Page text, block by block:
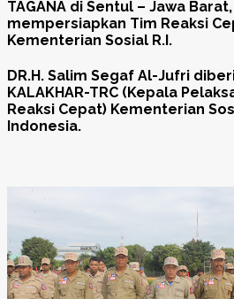
TAGANA di Sentul – Jawa
mempersiapkan Tim Reaksi
Kementerian Sosial R.I.
DR.H. Salim Segaf Al-Jufri
KALAKHAR-TRC (Kepala
Reaksi Cepat) Kementerian
Indonesia.